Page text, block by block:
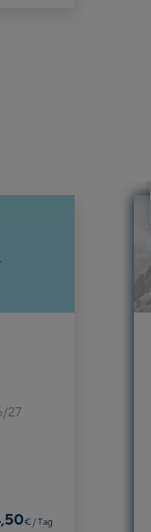
27
€/ Tag